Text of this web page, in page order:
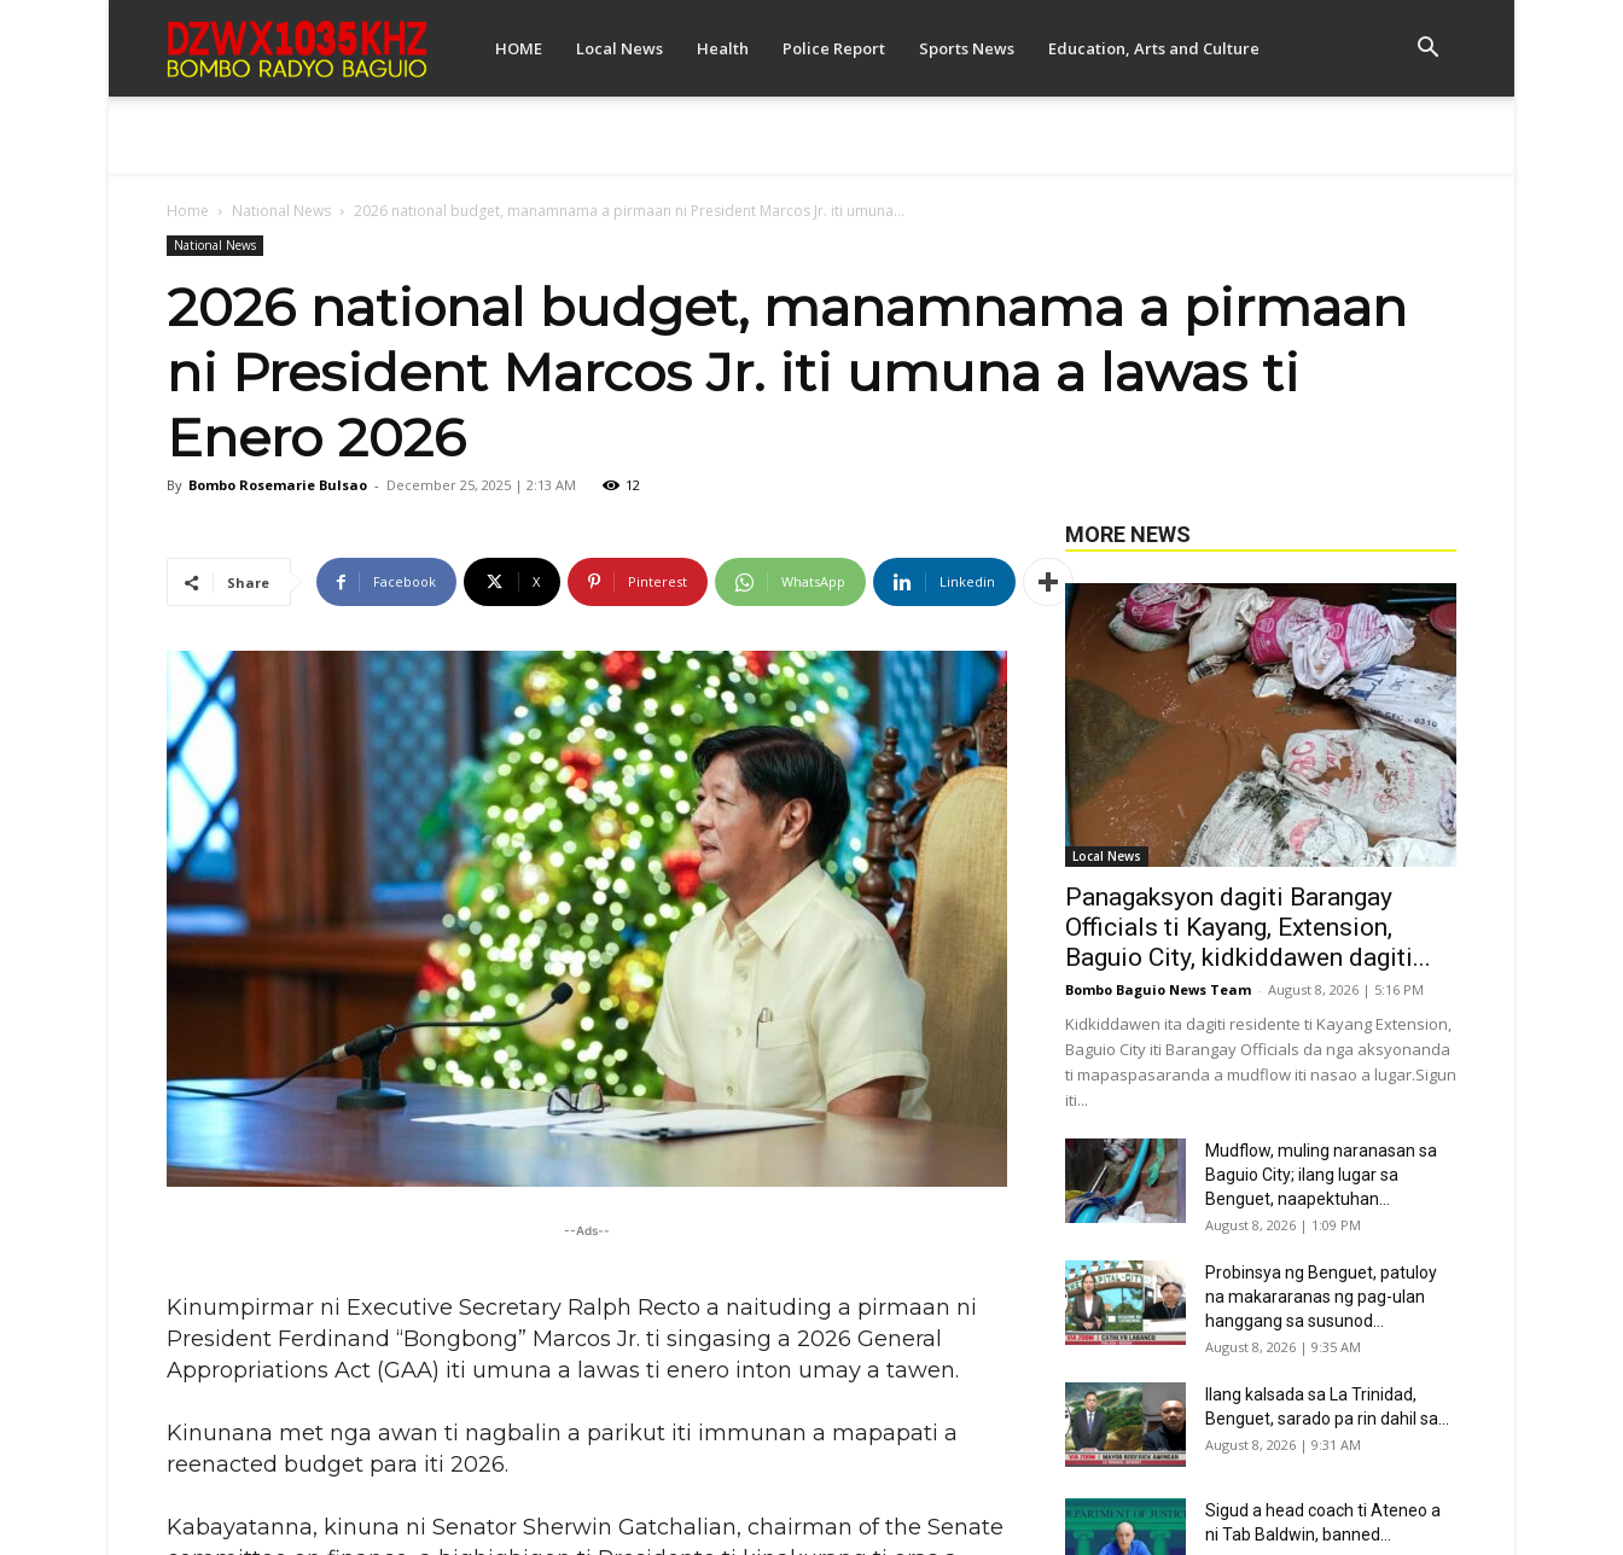
Bombo HOME Local News Health Police Report Sports News Education, Arts and Culture
Home National News 2026 national budget, manamnama a pirmaan ni President Marcos Jr. iti umuna...
National News
2026 national budget, manamnama a pirmaan
ni President Marcos Jr. iti umuna a lawas ti
Enero 2026
By Bombo Rosemarie Bulsao - December 25, 2025 | 2:13 AM 12
Share Facebook X Pinterest WhatsApp Linkedin
--Ads--
Kinumpirmar ni Executive Secretary Ralph Recto a naituding a pirmaan ni
President Ferdinand “Bongbong” Marcos Jr. ti singasing a 2026 General
Appropriations Act (GAA) iti umuna a lawas ti enero inton umay a tawen.
Kinunana met nga awan ti nagbalin a parikut iti immunan a mapapati a
reenacted budget para iti 2026.
Kabayatanna, kinuna ni Senator Sherwin Gatchalian, chairman of the Senate
MORE NEWS
Local News
Panagaksyon dagiti Barangay
Officials ti Kayang, Extension,
Baguio City, kidkiddawen dagiti...
Bombo Baguio News Team - August 8, 2026 | 5:16 PM
Kidkiddawen ita dagiti residente ti Kayang Extension,
Baguio City iti Barangay Officials da nga aksyonanda
ti mapaspasaranda a mudflow iti nasao a lugar.Sigun
iti...
Mudflow, muling naranasan sa
Baguio City; ilang lugar sa
Benguet, naapektuhan...
August 8, 2026 | 1:09 PM
Probinsya ng Benguet, patuloy
na makararanas ng pag-ulan
hanggang sa susunod...
August 8, 2026 | 9:35 AM
Ilang kalsada sa La Trinidad,
Benguet, sarado pa rin dahil sa...
August 8, 2026 | 9:31 AM
Sigud a head coach ti Ateneo a
ni Tab Baldwin, banned...